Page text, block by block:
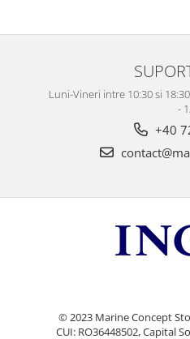
Luni-Vineri intre 10:30 si
-
+40
© 2023 Marine Concept
CUI: RO36448502, Capital